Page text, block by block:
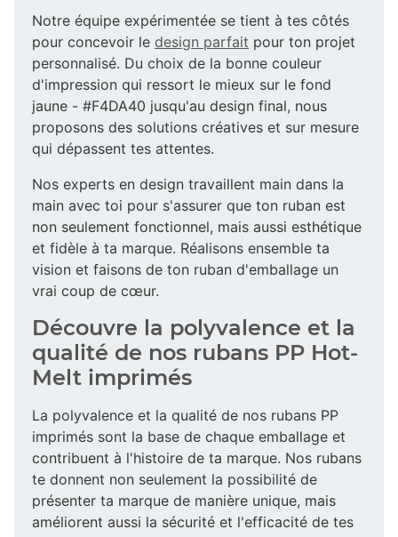
Notre équipe expérimentée se tient à tes côtés
pour concevoir le design parfait pour ton projet
personnalisé. Du choix de la bonne couleur
d'impression qui ressort le mieux sur le fond
jaune - #F4DA40 jusqu'au design final, nous
proposons des solutions créatives et sur mesure
qui dépassent tes attentes.
Nos experts en design travaillent main dans la
main avec toi pour s'assurer que ton ruban est
non seulement fonctionnel, mais aussi esthétique
et fidèle à ta marque. Réalisons ensemble ta
vision et faisons de ton ruban d'emballage un
vrai coup de cœur.
Découvre la polyvalence et la
qualité de nos rubans PP Hot-
Melt imprimés
La polyvalence et la qualité de nos rubans PP
imprimés sont la base de chaque emballage et
contribuent à l'histoire de ta marque. Nos rubans
te donnent non seulement la possibilité de
présenter ta marque de manière unique, mais
améliorent aussi la sécurité et l'efficacité de tes